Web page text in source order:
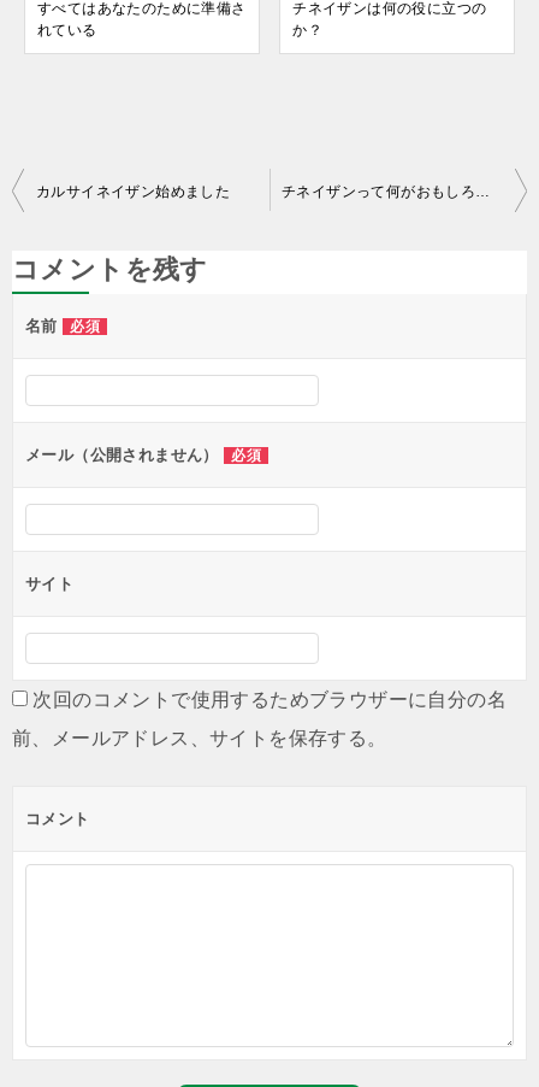
すべてはあなたのために準備さ
れている
チネイザンは何の役に立つの
か？
投
ナ
ビ
ゲ
ー
ョ
ン
カルサイネイザン始めました チネイザンって何がおもしろいの？
コメントを残す
名前 必須
メール（公開されません） 必須
サイト
次回のコメントで使用するためブラウザーに自分の名
前、メールアドレス、サイトを保存する。
コメント